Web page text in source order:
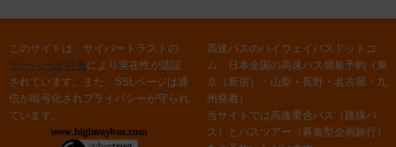
このサイトは、サイバートラストの
サーバー証明書により実在性が認証
されています。また、SSLページは通
信が暗号化されプライバシーが守られ
ています。
高速バスのハイウェイバスドットコ
ム 日本全国の高速バス簡単予約（東
京（新宿）・山梨・長野・名古屋・九
州発着）
当サイトでは高速乗合バス（路線バ
ス）とバスツアー（募集型企画旅行）